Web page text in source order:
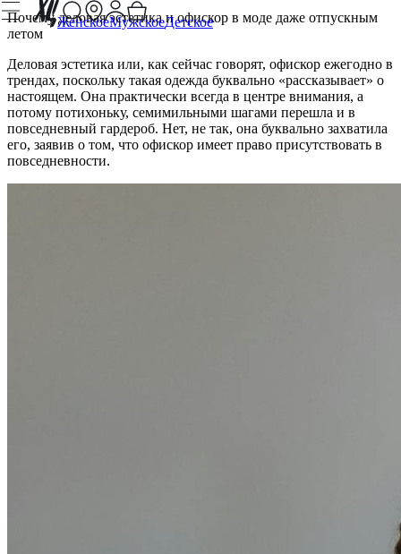
ЖенскоеМужскоеДетское
Почему деловая эстетика и офискор в моде даже отпускным
летом
Деловая эстетика или, как сейчас говорят, офискор ежегодно в
трендах, поскольку такая одежда буквально «рассказывает» о
настоящем. Она практически всегда в центре внимания, а
потому потихоньку, семимильными шагами перешла и в
повседневный гардероб. Нет, не так, она буквально захватила
его, заявив о том, что офискор имеет право присутствовать в
повседневности.